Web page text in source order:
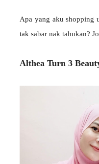
Apa yang aku shopping
tak sabar nak tahukan?
Althea Turn 3